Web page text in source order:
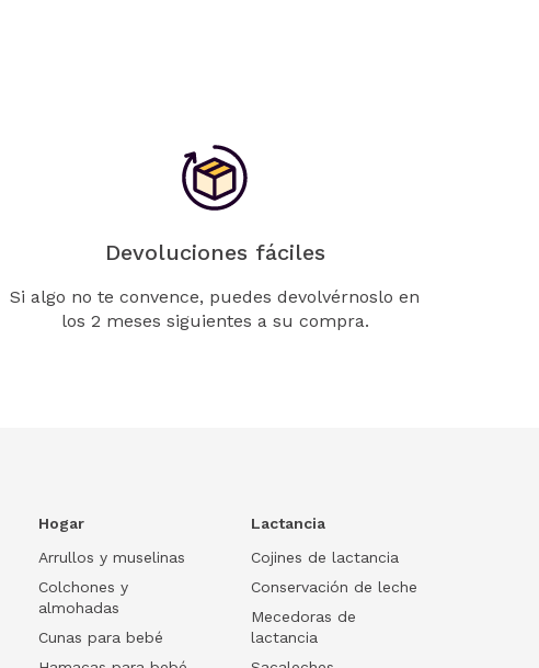
Devoluciones fáciles
Si algo no te convence, puedes devolvérnoslo en
los 2 meses siguientes a su compra.
Hogar
Arrullos y muselinas
Colchones y
almohadas
Cunas para bebé
Lactancia
Cojines de lactancia
Conservación de leche
Mecedoras de
lactancia